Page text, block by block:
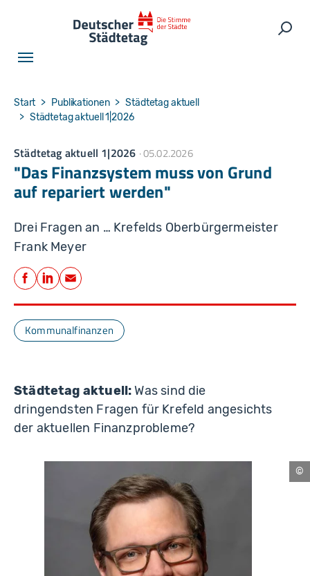
You are here:
Start Publikationen
Städtetag aktuell
Städtetag aktuell 1|2026
Städtetag aktuell 1|2026 05.02.2026
"Das Finanzsystem muss von Grund
auf repariert werden"
Drei Fragen an … Krefelds Oberbürgermeister
Frank Meyer
Teilen
Facebook
LinkedIn
E-Mail
Kommunalfinanzen
Städtetag aktuell:Was sind die
dringendsten Fragen für Krefeld angesichts
der aktuellen Finanzprobleme?